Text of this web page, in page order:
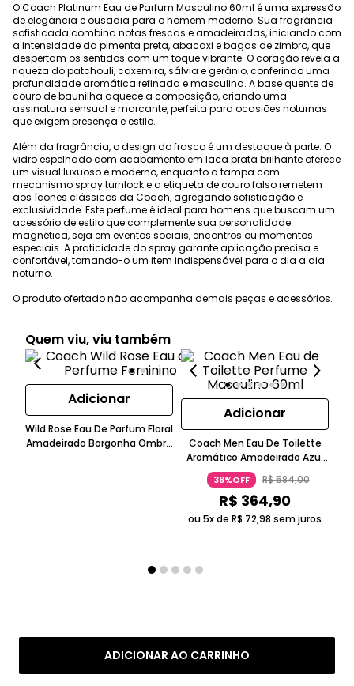
ADICIONAR AO CARRINHO
O Coach Platinum Eau de Parfum Masculino 60ml é uma expressão
de elegância e ousadia para o homem moderno. Sua fragrância
sofisticada combina notas frescas e amadeiradas, iniciando com
a intensidade da pimenta preta, abacaxi e bagas de zimbro, que
despertam os sentidos com um toque vibrante. O coração revela a
riqueza do patchouli, caxemira, sálvia e gerânio, conferindo uma
profundidade aromática refinada e masculina. A base quente de
couro de baunilha aquece a composição, criando uma
assinatura sensual e marcante, perfeita para ocasiões noturnas
que exigem presença e estilo.
Além da fragrância, o design do frasco é um destaque à parte. O
vidro espelhado com acabamento em laca prata brilhante oferece
um visual luxuoso e moderno, enquanto a tampa com
mecanismo spray turnlock e a etiqueta de couro falso remetem
aos ícones clássicos da Coach, agregando sofisticação e
exclusividade. Este perfume é ideal para homens que buscam um
acessório de estilo que complemente sua personalidade
magnética, seja em eventos sociais, encontros ou momentos
especiais. A praticidade do spray garante aplicação precisa e
confortável, tornando-o um item indispensável para o dia a dia
noturno.
O produto ofertado não acompanha demais peças e acessórios.
Quem viu, viu também
Adicionar
Wild Rose Eau De Parfum Floral
Amadeirado Borgonha Ombré
Adicionar
Coach Men Eau De Toilette
Aromático Amadeirado Azul
Escuro Coach
38%OFF R$584,00
R$ 364,90
ou 5x de R$ 72,98 sem juros